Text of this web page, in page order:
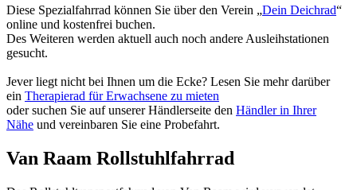
Diese Spezialfahrrad können Sie über den Verein „Dein Deichrad“
online und kostenfrei buchen.
Des Weiteren werden aktuell auch noch andere Ausleihstationen
gesucht.
Jever liegt nicht bei Ihnen um die Ecke? Lesen Sie mehr darüber
ein Therapierad für Erwachsene zu mieten
oder suchen Sie auf unserer Händlerseite den Händler in Ihrer
Nähe und vereinbaren Sie eine Probefahrt.
Van Raam Rollstuhlfahrrad